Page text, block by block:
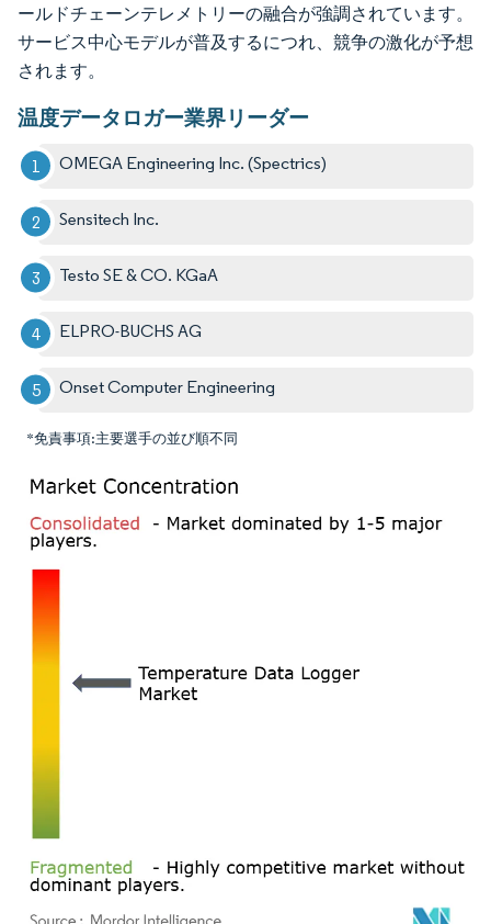
ールドチェーンテレメトリーの融合が強調されています。
サービス中心モデルが普及するにつれ、競争の激化が予想
されます。
温度データロガー業界リーダー
OMEGA Engineering Inc. (Spectrics)
Sensitech Inc.
Testo SE & CO. KGaA
ELPRO-BUCHS AG
Onset Computer Engineering
*免責事項:主要選手の並び順不同